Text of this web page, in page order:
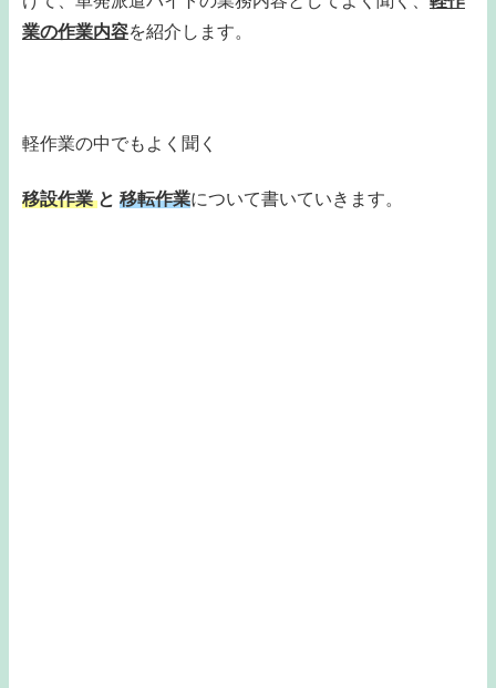
業の作業内容を紹介します。
軽作業の中でもよく聞く
移設作業と 移転作業について書いていきます。